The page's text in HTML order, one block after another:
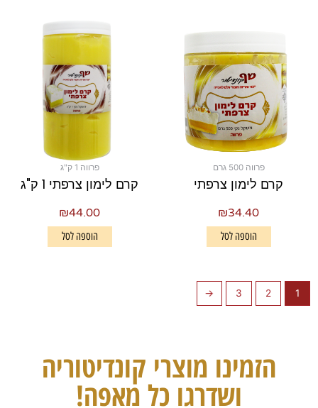
פרווה 500 גרם
קרם לימון צרפתי
₪34.40
הוספה לסל
פרווה 1 ק"ג
קרם לימון צרפתי 1 ק"ג
₪44.00
הוספה לסל
1
2
3
←
הזמינו מוצרי קונדיטוריה
ושדרגו כל מאפה!